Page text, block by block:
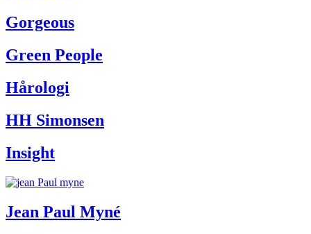
Gorgeous
Green People
Hårologi
HH Simonsen
Insight
Jean Paul Myné